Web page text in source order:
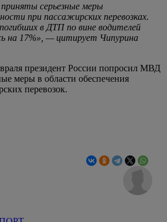
серьезные меры
при пассажирских перевозках.
в ДТП по вине водителей
на 17%», — цитирует Чипурина
президент России попросил МВД
меры в области обеспечения
перевозок.